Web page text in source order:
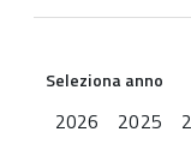
Seleziona anno
2026 2025